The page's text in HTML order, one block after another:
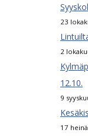
23
2
12.10.
9
17